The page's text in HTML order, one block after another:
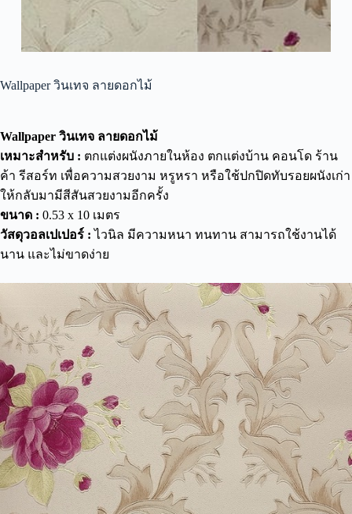
Wallpaper วินเทจ ลายดอกไม้
Wallpaper วินเทจ ลายดอกไม้
เหมาะสำหรับ : ตกแต่งผนังภายในห้อง ตกแต่งบ้าน คอนโด ร้าน
ค้า รีสอร์ท เพื่อความสวยงาม หรูหรา หรือใช้ปกปิดทับรอยผนังเก่า
ให้กลับมามีสีสันสวยงามอีกครั้ง
ขนาด : 0.53 x 10 เมตร
วัสดุวอลเปเปอร์ :ไวนิล มีความหนา ทนทาน สามารถใช้งานได้
นาน และไม่ขาดง่าย